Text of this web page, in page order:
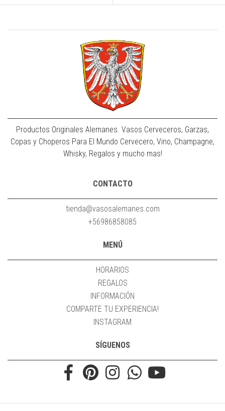
Productos Originales Alemanes. Vasos Cerveceros, Garzas,
Copas y Choperos Para El Mundo Cervecero, Vino, Champagne,
Whisky, Regalos y mucho mas!
CONTACTO
tienda@vasosalemanes.com
+56986858085
MENÚ
HORARIOS
REGALOS
INFORMACIÓN
COMPARTE TU EXPERIENCIA!
INSTAGRAM
SÍGUENOS